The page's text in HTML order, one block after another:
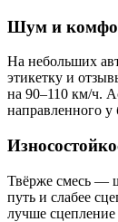
Шум и
На небольших
этикетку и
на 90–110 км/ч.
направленного у
Твёрже смесь —
путь и слабее
лучше